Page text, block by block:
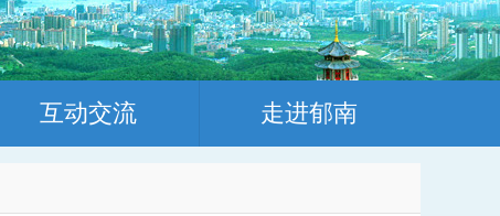
互动交流 走进郁南